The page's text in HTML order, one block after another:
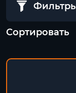
Сортировать